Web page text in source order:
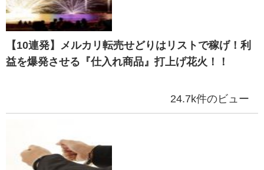
【10連発】メルカリ転売せどりはリストで稼げ！利
益を爆発させる『仕入れ商品』打上げ花火！！
24.7k件のビュー